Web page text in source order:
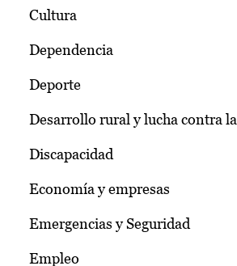
Cultura
Dependencia
Deporte
Desarrollo rural y lucha contra
Discapacidad
Economía y empresas
Emergencias y Seguridad
Empleo